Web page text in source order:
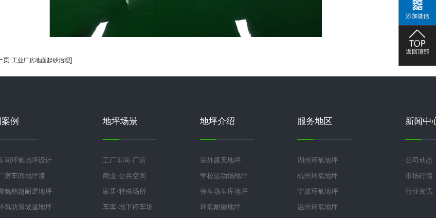
页:工业厂房地面起砂治理]
例
间环氧地坪设计
房车间地坪漆
氨酯超耐磨地坪
氧防滑坡道地坪
地坪场景
工厂车间·厂房
商业·公共空间
家居·特殊场所
车库·地下停车场
地坪介绍
室外露天地坪
学校运动场地坪
停车场车库地坪
环氧耐磨地坪
服务地区
湖州环氧地坪
杭州环氧地坪
宁波环氧地坪
温州环氧地坪
新闻中
公司动态
市场行情
行业资讯
添加微信
返回顶部